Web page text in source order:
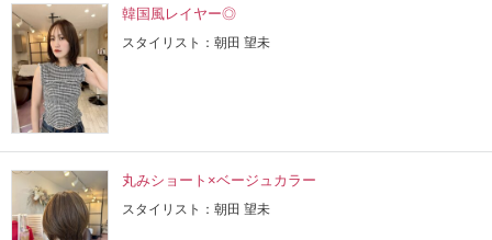
韓国風レイヤー◎
スタイリスト：朝田 望未
丸みショート×ベージュカラー
スタイリスト：朝田 望未